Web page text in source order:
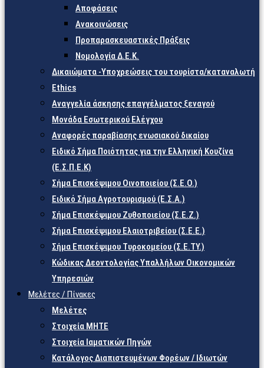
Αποφάσεις
Ανακοινώσεις
Προπαρασκευαστικές Πράξεις
Νομολογία Δ.Ε.Κ.
Δικαιώματα -Υποχρεώσεις του τουρίστα/καταναλωτή
Ethics
Αναγγελία άσκησης επαγγέλματος ξεναγού
Μονάδα Εσωτερικού Ελέγχου
Αναφορές παραβίασης ενωσιακού δικαίου
Ειδικό Σήμα Ποιότητας για την Ελληνική Κουζίνα
(Ε.Σ.Π.Ε.Κ)
Σήμα Επισκέψιμου Οινοποιείου (Σ.Ε.Ο.)
Ειδικό Σήμα Αγροτουρισμού (Ε.Σ.Α.)
Σήμα Επισκέψιμου Ζυθοποιείου (Σ.Ε.Ζ.)
Σήμα Επισκέψιμου Ελαιοτριβείου (Σ.Ε.Ε.)
Σήμα Επισκέψιμου Τυροκομείου (Σ.Ε.TY.)
Κώδικας Δεοντολογίας Υπαλλήλων Οικονομικών
Υπηρεσιών
Μελέτες / Πίνακες
Μελέτες
Στοιχεία ΜΗΤΕ
Στοιχεία Ιαματικών Πηγών
Κατάλογος Διαπιστευμένων Φορέων / Ιδιωτών